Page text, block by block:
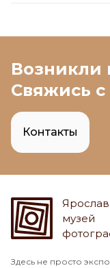
Возникли
Свяжись
Контакты
музей
Здесь не просто